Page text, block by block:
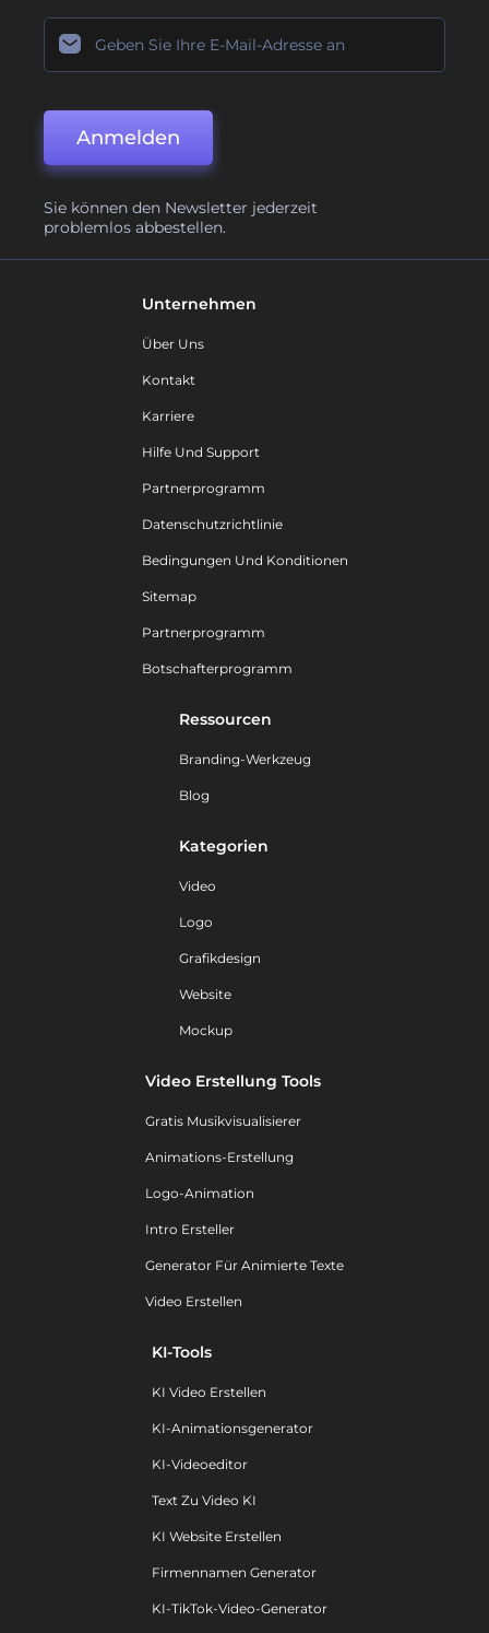
Anmelden
Sie können den Newsletter jederzeit
problemlos abbestellen.
Unternehmen
Über Uns
Kontakt
Karriere
Hilfe Und Support
Partnerprogramm
Datenschutzrichtlinie
Bedingungen Und Konditionen
Sitemap
Partnerprogramm
Botschafterprogramm
Ressourcen
Branding-Werkzeug
Blog
Kategorien
Video
Logo
Grafikdesign
Website
Mockup
Video Erstellung Tools
Gratis Musikvisualisierer
Animations-Erstellung
Logo-Animation
Intro Ersteller
Generator Für Animierte Texte
Video Erstellen
KI-Tools
KI Video Erstellen
KI-Animationsgenerator
KI-Videoeditor
Text Zu Video KI
KI Website Erstellen
Firmennamen Generator
KI-TikTok-Video-Generator